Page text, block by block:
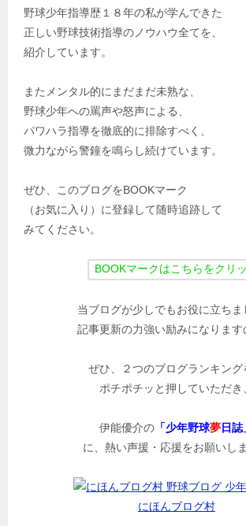
野球少年指導歴１８年の私が学んできた
正しい野球技術指導のノウハウ全てを、
紹介しています。
またメンタル的にまだまだ未熟な、
野球少年への罵声や怒声による、
パワハラ指導を徹底的に排除すべく、
微力ながら警鐘を鳴らし続けています。
ぜひ、このブログをBOOKマーク
（お気に入り）に登録して随時追跡して
みてください。
当ブログが少しでもお役に立ちま
記事更新の力強い励みになります
ぜひ、２つのブログランキング
ポチポチッと押していただき
伊能優介の 「少年野球夢日誌
に、熱い声援・応援をお願いし
にほんブログ村